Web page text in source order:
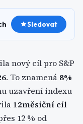
Sledovat
nový cíl pro S&P
. To znamená 8%
uzavření indexu
12měsíční cíl
12 % od